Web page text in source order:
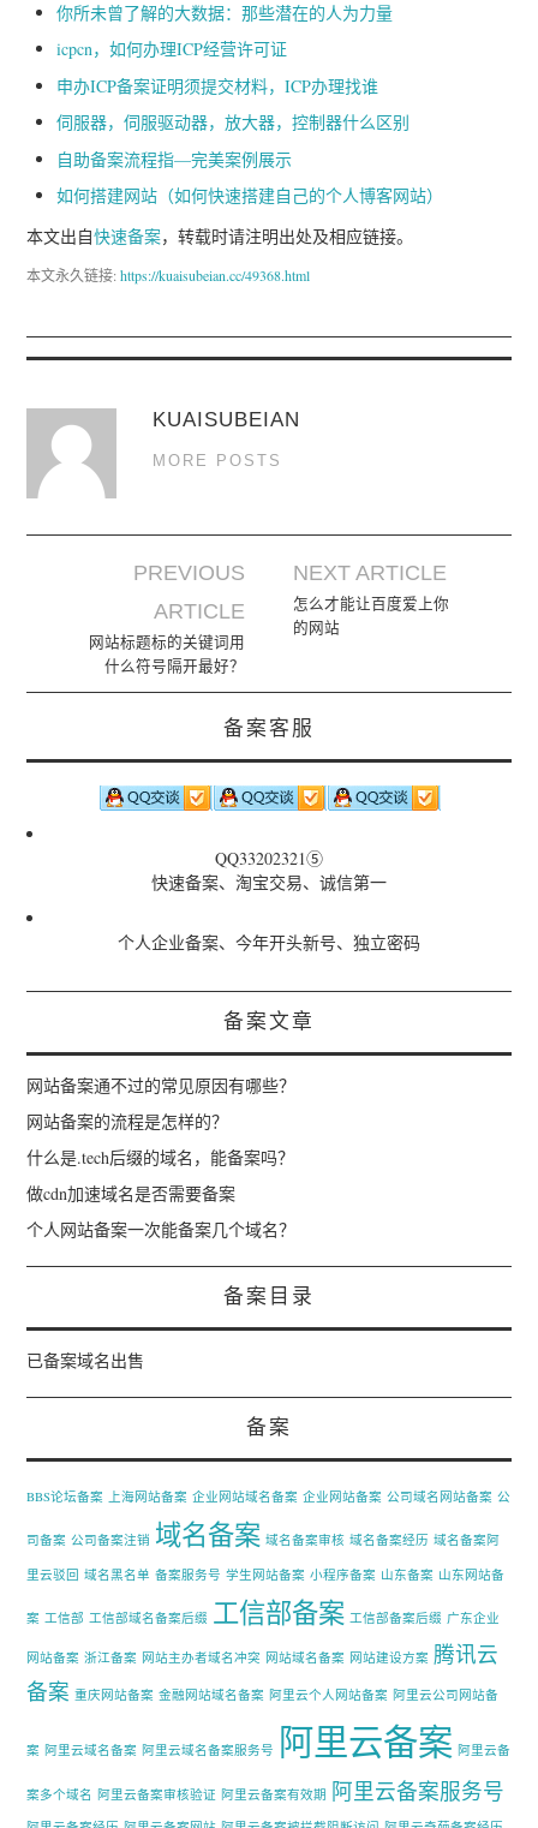
你所未曾了解的大数据：那些潜在的人为力量
icpcn，如何办理ICP经营许可证
申办ICP备案证明须提交材料，ICP办理找谁
伺服器，伺服驱动器，放大器，控制器什么区别
自助备案流程指—完美案例展示
如何搭建网站（如何快速搭建自己的个人博客网站）
本文出自快速备案，转载时请注明出处及相应链接。
本文永久链接:https://kuaisubeian.cc/49368.html
KUAISUBEIAN
MORE POSTS
Post navigation
PREVIOUS
ARTICLE
网站标题标的关键词用
什么符号隔开最好？
NEXT ARTICLE
怎么才能让百度爱上你
的网站
备案客服
QQ33202321⑤
快速备案、淘宝交易、诚信第一
个人企业备案、今年开头新号、独立密码
备案文章
网站备案通不过的常见原因有哪些？
网站备案的流程是怎样的？
什么是.tech后缀的域名，能备案吗？
做cdn加速域名是否需要备案
个人网站备案一次能备案几个域名？
备案目录
已备案域名出售
备案
BBS论坛备案 上海网站备案 企业网站域名备案 企业网站备案 公司域名网站备案 公
司备案 公司备案注销 域名备案 域名备案审核 域名备案经历 域名备案阿
里云驳回 域名黑名单 备案服务号 学生网站备案 小程序备案 山东备案 山东网站备
案 工信部 工信部域名备案后缀 工信部备案 工信部备案后缀 广东企业
网站备案 浙江备案 网站主办者域名冲突 网站域名备案 网站建设方案 腾讯云
备案 重庆网站备案 金融网站域名备案 阿里云个人网站备案 阿里云公司网站备
案 阿里云域名备案 阿里云域名备案服务号 阿里云备案 阿里云备
案多个域名 阿里云备案审核验证 阿里云备案有效期 阿里云备案服务号